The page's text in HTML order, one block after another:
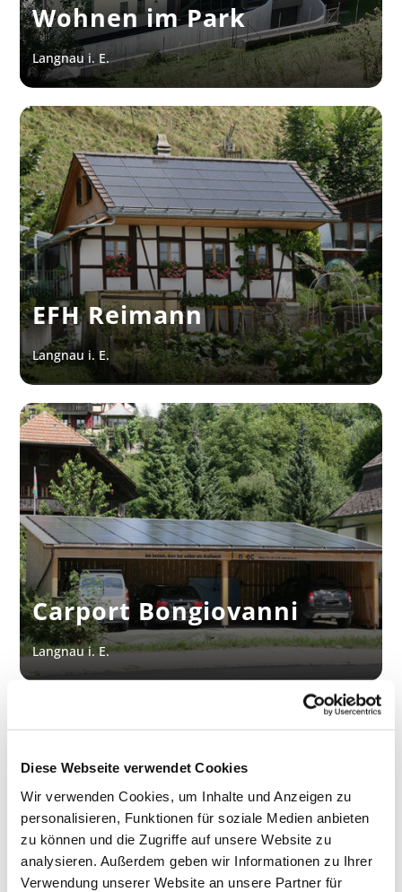
Diese Webseite verwendet Cookies
Wir verwenden Cookies, um Inhalte und Anzeigen zu
personalisieren, Funktionen für soziale Medien anbieten
zu können und die Zugriffe auf unsere Website zu
analysieren. Außerdem geben wir Informationen zu Ihrer
Verwendung unserer Website an unsere Partner für
Wohnen im Park
Langnau i. E.
EFH Reimann
Langnau i. E.
Carport Bongiovanni
Langnau i. E.